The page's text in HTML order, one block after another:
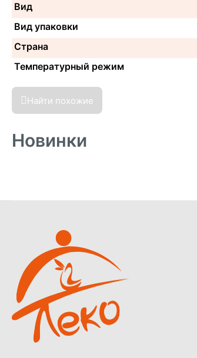
Вид
Вид упаковки
Страна
Температурный режим
Найти похожие
Новинки